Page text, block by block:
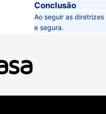
Conclusão
Ao seguir as
e segura.